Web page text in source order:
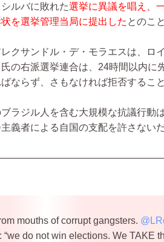
ルバに敗れた選挙に異議を唱え、
を選挙管理当局に提出した とのこと
クサンドル・デ・モラエスは、ロ
の右派選挙連合は、24時間以内に
ならず、さもなければ拒否するこ
ラジル人を含む大規模な抗議行動
義者による自国の支配を許さないだ
mouths of corrupt gangsters.
“we do not win elections. We TAKE